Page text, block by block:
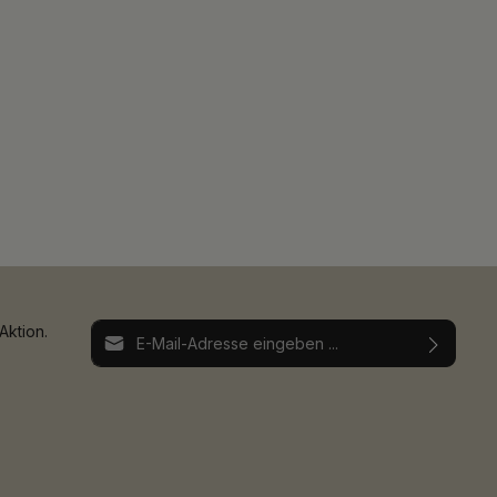
E-Mail-Adresse*